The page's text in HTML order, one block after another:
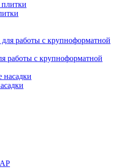
работы с крупноформатной